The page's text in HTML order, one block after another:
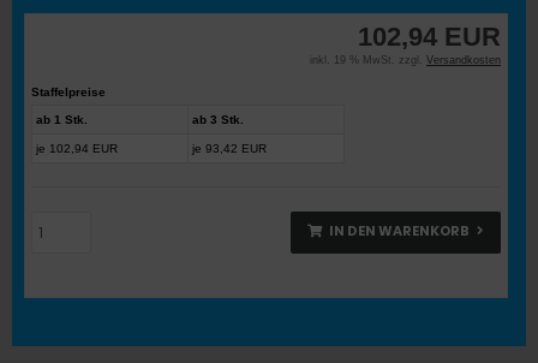
102,94 EUR
inkl. 19 % MwSt. zzgl. Versandkosten
Staffelpreise
ab 1 Stk.
je 102,94 EUR
ab 3 Stk.
je 93,42 EUR
IN DEN WARENKORB